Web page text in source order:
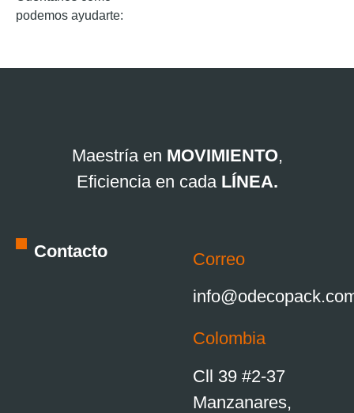
podemos ayudarte:
Maestría en MOVIMIENTO,
Eficiencia en cada LÍNEA.
Contacto
Correo
Colombia
Cll 39 #2-37
Manzanares,